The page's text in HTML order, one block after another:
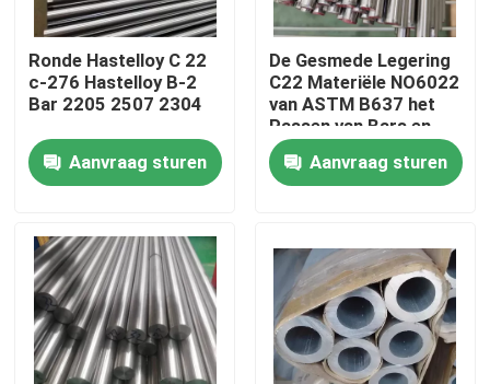
Kwaliteitscontrole
Contacteer ons
Inconel 600 Materiaal
Inconel 625 Materiaal
Incoloy 800-materiaal
Inconel 718 Materiaal
Ronde Hastelloy C 22
c-276 Hastelloy B-2
Bar 2205 2507 2304
Aanvraag sturen
De Gesmede Legering
C22 Materiële NO6022
van ASTM B637 het
Passen van Bars en
Staven
Aanvraag sturen